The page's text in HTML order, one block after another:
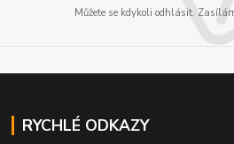
Můžete se kdykoli odhlásit.
RYCHLÉ ODKAZY